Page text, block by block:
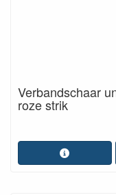
Verbandschaar
roze strik